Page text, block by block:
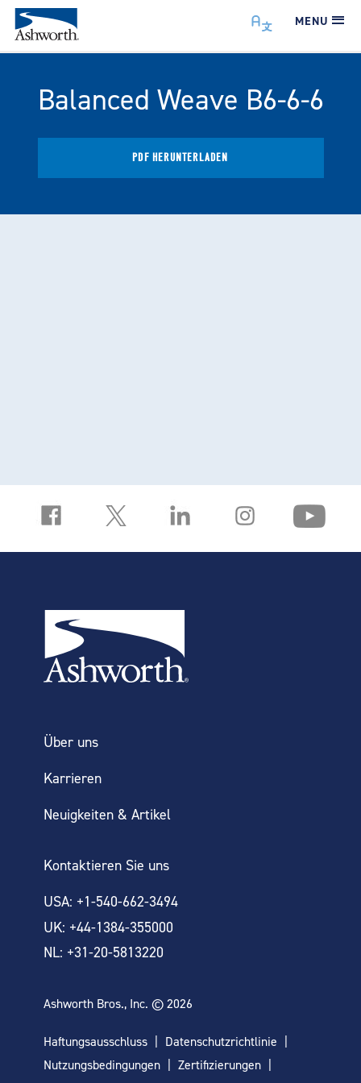
MENU
Balanced Weave B6-6-6
PDF HERUNTERLADEN
Über uns
Karrieren
Neuigkeiten & Artikel
Kontaktieren Sie uns
USA: +1-540-662-3494
UK: +44-1384-355000
NL: +31-20-5813220
Ashworth Bros., Inc. © 2026
Haftungsausschluss
Datenschutzrichtlinie
Nutzungsbedingungen
Zertifizierungen